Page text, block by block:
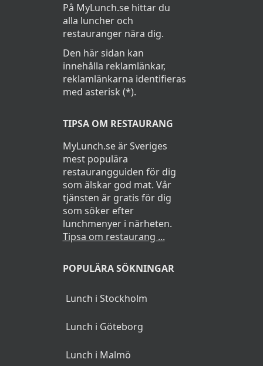
På MyLunch.se hittar du
alla luncher och
restauranger nära dig.
Den här sidan kan
innehålla reklamlänkar,
reklamlänkarna identifieras
med asterisk (*).
TIPSA OM RESTAURANG
MyLunch.se är Sveriges
mest populära
restaurangguiden för dig
som älskar god mat. Vår
tjänsten är gratis för dig
som söker efter
lunchmenyer i närheten.
Tipsa om restaurang ...
POPULÄRA SÖKNINGAR
Lunch i Stockholm
Lunch i Göteborg
Lunch i Malmö